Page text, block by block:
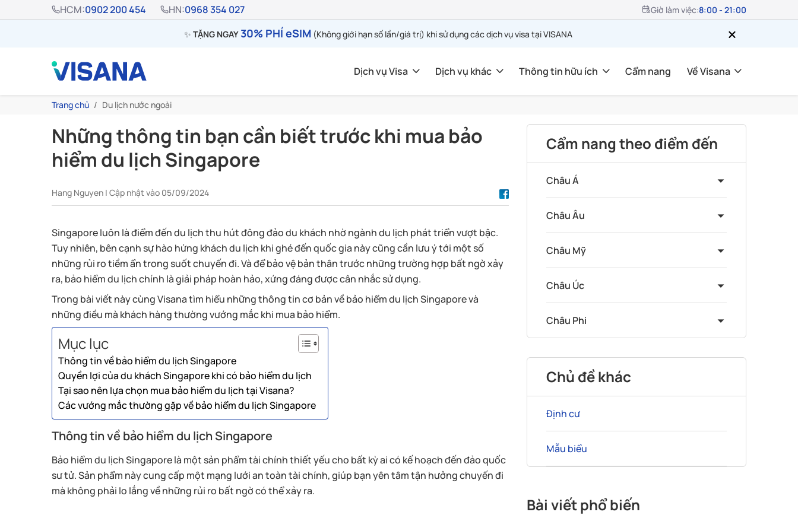
HCM:0902 200 454 HN:0968 354 027 Giờ làm việc:8:00 - 21:00
✨ TẶNG NGAY30% PHÍ eSIM (Không giới hạn số lần/giá trị) khi sử dụng các dịch vụ visa tại VISANA
Dịch vụ Visa Dịch vụ khác Thông tin hữu ích Cẩm nang Về Visana
Trang chủ Du lịch nước ngoài
Những thông tin bạn cần biết trước khi mua bảo
hiểm du lịch Singapore
Hang Nguyen | Cập nhật vào 05/09/2024
Singapore luôn là điểm đến du lịch thu hút đông đảo du khách nhờ ngành du lịch phát triển vượt bậc.
Tuy nhiên, bên cạnh sự hào hứng khách du lịch khi ghé đến quốc gia này cũng cần lưu ý tới một số
những rủi ro tiềm ẩn trong suốt chuyến đi. Và để bảo vệ bản thân trước những trường hợp bất ngờ xảy
ra, bảo hiểm du lịch chính là giải pháp hoàn hảo, xứng đáng được cân nhắc sử dụng.
Trong bài viết này cùng Visana tìm hiểu những thông tin cơ bản về bảo hiểm du lịch Singapore và
những điều mà khách hàng thường vướng mắc khi mua bảo hiểm.
Mục lục
Thông tin về bảo hiểm du lịch Singapore
Quyền lợi của du khách Singapore khi có bảo hiểm du lịch
Tại sao nên lựa chọn mua bảo hiểm du lịch tại Visana?
Các vướng mắc thường gặp về bảo hiểm du lịch Singapore
Thông tin về bảo hiểm du lịch Singapore
Bảo hiểm du lịch Singapore là một sản phẩm tài chính thiết yếu cho bất kỳ ai có kế hoạch đến đảo quốc
sư tử. Sản phẩm này cung cấp một mạng lưới an toàn tài chính, giúp bạn yên tâm tận hưởng chuyến đi
mà không phải lo lắng về những rủi ro bất ngờ có thể xảy ra.
Cẩm nang theo điểm đến
Châu Á
Châu Âu
Châu Mỹ
Châu Úc
Châu Phi
Chủ đề khác
Định cư
Mẫu biểu
Bài viết phổ biến